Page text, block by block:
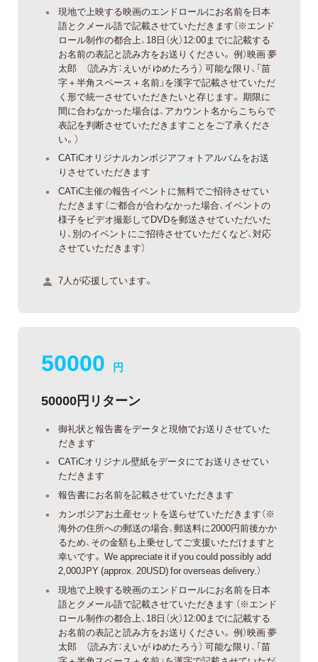
現地で上映する映画のエンドロールにお名前を日本
語とクメール語で記載させていただきます（※エンド
ロール制作の都合上、18日（火）12:00までに記載する
お名前の表記と読み方をお送りください。 例）映画 夢
太郎 （読み方：えいが ゆめたろう） 可能な限り、「苗
字＋半角スペース＋名前」を漢字で記載させていただ
く形で統一させていただきたいと存じます。 期限に
間に合わなかった場合は、アカウント名からこちらで
表記を判断させていただきますことをご了承くださ
い。）
CATiCオリジナルカンボジアフォトアルバムをお送
りさせていただきます
CATiC主催の報告イベントに無料でご招待させてい
ただきます（ご都合が合わなかった場合、イベントの
様子をビデオ撮影してDVDを郵送させていただいた
り、別のイベントにご招待させていただくなど、対応
させていただきます）
7人が応援しています。
50000 円
50000円リターン
御礼状と報告書をデータと現物でお送りさせていた
だきます
CATiCオリジナル壁紙をデータにてお送りさせてい
ただきます
報告書にお名前を記載させていただきます
カンボジアお土産セットを送らせていただきます（※
海外の住所への郵送の場合、郵送料に2000円前後かか
るため、その金額も上乗せしてご支援いただけますと
幸いです。 We appreciate it if you could possibly add
2,000JPY (approx. 20USD) for overseas delivery.）
現地で上映する映画のエンドロールにお名前を日本
語とクメール語で記載させていただきます （※エンド
ロール制作の都合上、18日（火）12:00までに記載する
お名前の表記と読み方をお送りください。 例）映画 夢
太郎 （読み方：えいが ゆめたろう） 可能な限り、「苗